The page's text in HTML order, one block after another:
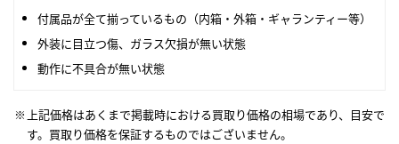
付属品が全て揃っているもの（内箱・外箱・ギャランティー等）
外装に目立つ傷、ガラス欠損が無い状態
動作に不具合が無い状態
上記価格はあくまで掲載時における買取り価格の相場であり、目安で
す。買取り価格を保証するものではございません。